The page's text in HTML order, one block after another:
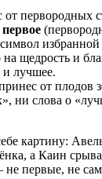
от первородных
первое
избранной
щедрость и
и лучшее.
от плодов
ни слова о
картину:
а Каин
не первые, не